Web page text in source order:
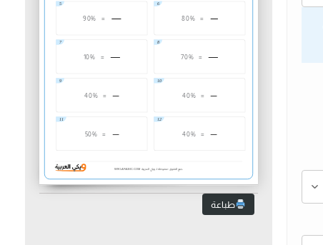
5
90% =
6
80% =
7
10% =
8
70% =
9
40% =
10
40% =
11
50% =
12
40% =
30% 60%جميع الحقوق محفوظة لـ ويكي العربية WIKI-ARABIC.COM
طباعة